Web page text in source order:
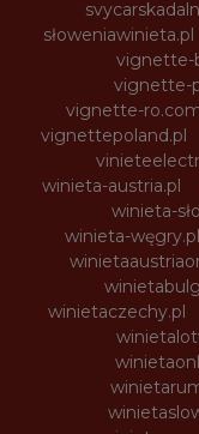
słoweniawinieta.pl
vignette-
vignette-
vignette-
vignettepoland.pl
winieta-austria.pl
winieta-
winieta-węgry.pl
winietaczechy.pl